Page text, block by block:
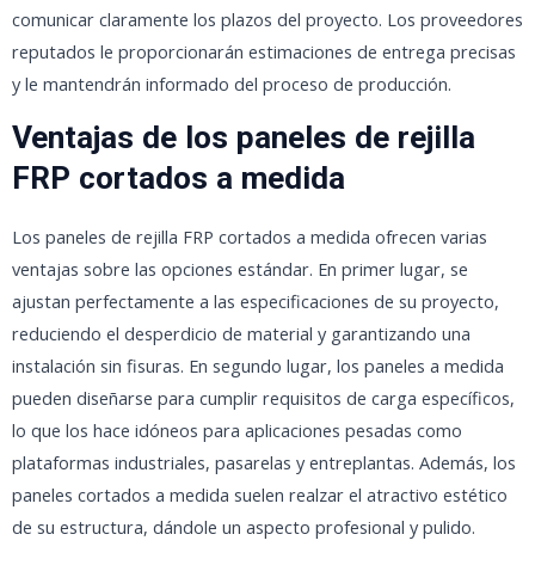
comunicar claramente los plazos del proyecto. Los proveedores
reputados le proporcionarán estimaciones de entrega precisas
y le mantendrán informado del proceso de producción.
Ventajas de los paneles de rejilla
FRP cortados a medida
Los paneles de rejilla FRP cortados a medida ofrecen varias
ventajas sobre las opciones estándar. En primer lugar, se
ajustan perfectamente a las especificaciones de su proyecto,
reduciendo el desperdicio de material y garantizando una
instalación sin fisuras. En segundo lugar, los paneles a medida
pueden diseñarse para cumplir requisitos de carga específicos,
lo que los hace idóneos para aplicaciones pesadas como
plataformas industriales, pasarelas y entreplantas. Además, los
paneles cortados a medida suelen realzar el atractivo estético
de su estructura, dándole un aspecto profesional y pulido.